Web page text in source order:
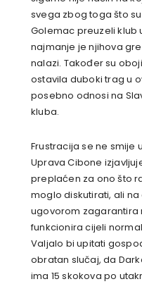
svega zbog toga što
Golemac preuzeli klub
najmanje je njihova
nalazi. Također su
ostavila duboki trag u
posebno odnosi na
kluba.
Frustracija se ne smije
Uprava Cibone
preplaćen za ono što
moglo diskutirati, ali na
ugovorom zagarantira
funkcionira cijeli
Valjalo bi upitati
obratan slučaj, da
ima 15 skokova po